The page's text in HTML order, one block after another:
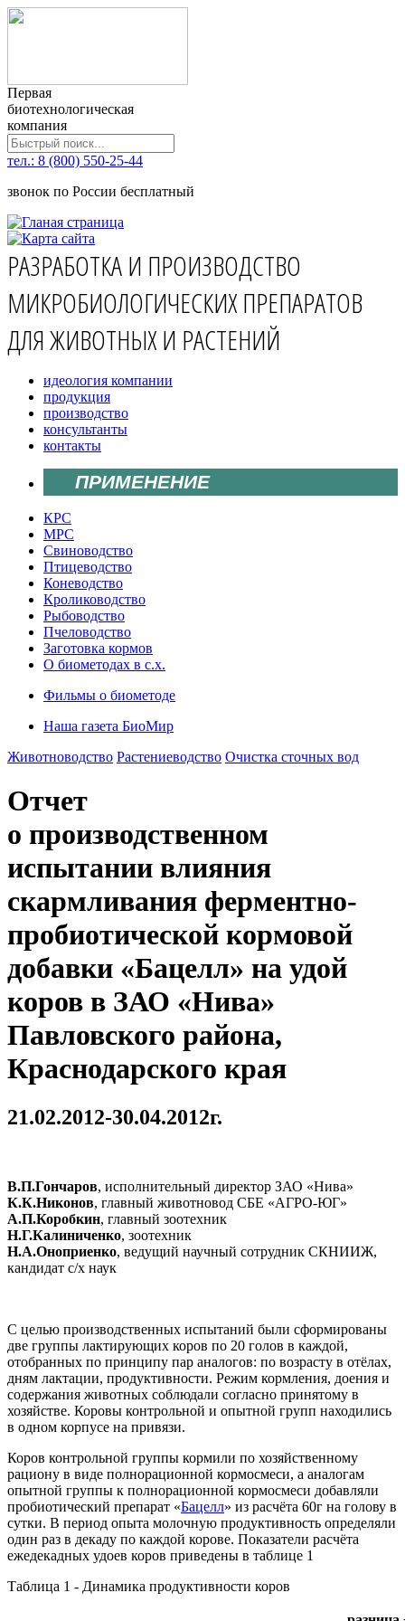
Первая
биотехнологическая
компания
тел.: 8 (800) 550-25-44
звонок по России бесплатный
РАЗРАБОТКА И ПРОИЗВОДСТВО
МИКРОБИОЛОГИЧЕСКИХ ПРЕПАРАТОВ
ДЛЯ ЖИВОТНЫХ И РАСТЕНИЙ
идеология компании
продукция
производство
консультанты
контакты
ПРИМЕНЕНИЕ
КРС
МРС
Свиноводство
Птицеводство
Коневодство
Кролиководство
Рыбоводство
Пчеловодство
Заготовка кормов
О биометодах в с.х.
Фильмы о биометоде
Наша газета БиоМир
Животноводство Растениеводство Очистка сточных вод
Отчет
о производственном
испытании влияния
скармливания ферментно-
пробиотической кормовой
добавки «Бацелл» на удой
коров в ЗАО «Нива»
Павловского района,
Краснодарского края
21.02.2012-30.04.2012г.
В.П.Гончаров, исполнительный директор ЗАО «Нива»
К.К.Никонов, главный животновод СБЕ «АГРО-ЮГ»
А.П.Коробкин, главный зоотехник
Н.Г.Калиниченко, зоотехник
Н.А.Оноприенко, ведущий научный сотрудник СКНИИЖ,
кандидат с/х наук
С целью производственных испытаний были сформированы
две группы лактирующих коров по 20 голов в каждой,
отобранных по принципу пар аналогов: по возрасту в отёлах,
дням лактации, продуктивности. Режим кормления, доения и
содержания животных соблюдали согласно принятому в
хозяйстве. Коровы контрольной и опытной групп находились
в одном корпусе на привязи.
Коров контрольной группы кормили по хозяйственному
рациону в виде полнорационной кормосмеси, а аналогам
опытной группы к полнорационной кормосмеси добавляли
пробиотический препарат «Бацелл» из расчёта 60г на голову в
сутки. В период опыта молочную продуктивность определяли
один раз в декаду по каждой корове. Показатели расчёта
ежедекадных удоев коров приведены в таблице 1
Таблица 1 - Динамика продуктивности коров